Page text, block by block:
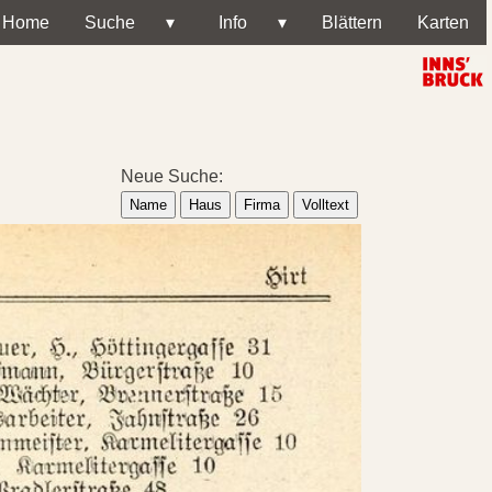
Home Suche ▾ Info ▾ Blättern Karten
Neue Suche:
Name Haus Firma Volltext